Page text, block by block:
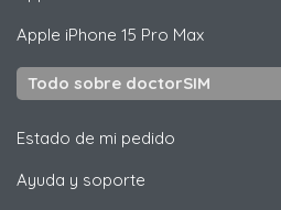
Apple iPhone 15 Pro Max
Todo sobre doctorSIM
Estado de mi pedido
Ayuda y soporte